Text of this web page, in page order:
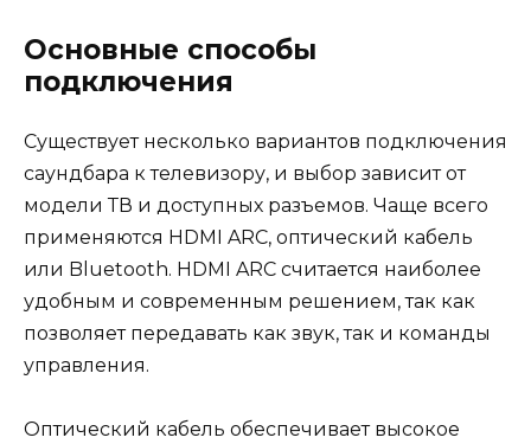
Основные способы
подключения
Существует несколько вариантов подключения
саундбара к телевизору, и выбор зависит от
модели ТВ и доступных разъемов. Чаще всего
применяются HDMI ARC, оптический кабель
или Bluetooth. HDMI ARC считается наиболее
удобным и современным решением, так как
позволяет передавать как звук, так и команды
управления.
Оптический кабель обеспечивает высокое